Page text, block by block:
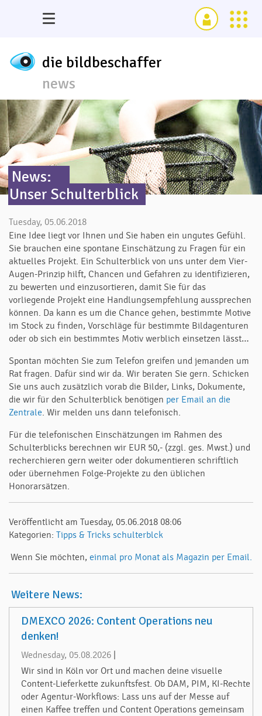
die bildbeschaffer
news
News:
Unser Schulterblick
Tuesday, 05.06.2018
Eine Idee liegt vor Ihnen und Sie haben ein ungutes Gefühl.
Sie brauchen eine spontane Einschätzung zu Fragen für ein
aktuelles Projekt. Ein Schulterblick von uns unter dem Vier-
Augen-Prinzip hilft, Chancen und Gefahren zu identifizieren,
zu bewerten und einzusortieren, damit Sie für das
vorliegende Projekt eine Handlungsempfehlung aussprechen
können. Da kann es um die Chance gehen, bestimmte Motive
im Stock zu finden, Vorschläge für bestimmte Bildagenturen
oder ob sich ein bestimmtes Motiv werblich einsetzen lässt…
Spontan möchten Sie zum Telefon greifen und jemanden um
Rat fragen. Dafür sind wir da. Wir beraten Sie gern. Schicken
Sie uns auch zusätzlich vorab die Bilder, Links, Dokumente,
die wir für den Schulterblick benötigen per Email an die
Zentrale. Wir melden uns dann telefonisch.
Für die telefonischen Einschätzungen im Rahmen des
Schulterblicks berechnen wir EUR 50,- (zzgl. ges. Mwst.) und
recherchieren gern weiter oder dokumentieren schriftlich
oder übernehmen Folge-Projekte zu den üblichen
Honorarsätzen.
Veröffentlicht am Tuesday, 05.06.2018 08:06
Kategorien: Tipps & Tricks schulterblck
Wenn Sie möchten, einmal pro Monat als Magazin per Email.
Weitere News:
DMEXCO 2026: Content Operations neu
denken!
Wednesday, 05.08.2026
Wir sind in Köln vor Ort und machen deine visuelle
Content-Lieferkette zukunftsfest. Ob DAM, PIM, KI-Rechte
oder Agentur-Workflows: Lass uns auf der Messe auf
einen Kaffee treffen und Content Operations gemeinsam